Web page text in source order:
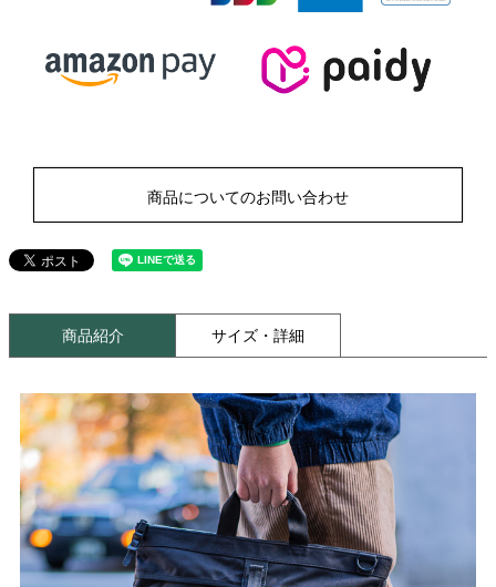
商品についてのお問い合わせ
商品紹介 サイズ・詳細